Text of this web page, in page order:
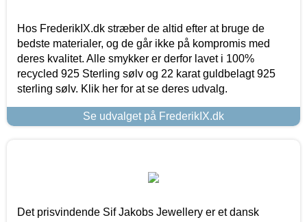
Hos FrederikIX.dk stræber de altid efter at bruge de
bedste materialer, og de går ikke på kompromis med
deres kvalitet. Alle smykker er derfor lavet i 100%
recycled 925 Sterling sølv og 22 karat guldbelagt 925
sterling sølv. Klik her for at se deres udvalg.
Se udvalget på FrederikIX.dk
Det prisvindende Sif Jakobs Jewellery er et dansk